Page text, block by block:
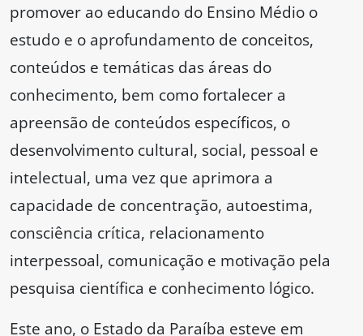
promover ao educando do Ensino Médio o
estudo e o aprofundamento de conceitos,
conteúdos e temáticas das áreas do
conhecimento, bem como fortalecer a
apreensão de conteúdos específicos, o
desenvolvimento cultural, social, pessoal e
intelectual, uma vez que aprimora a
capacidade de concentração, autoestima,
consciência crítica, relacionamento
interpessoal, comunicação e motivação pela
pesquisa científica e conhecimento lógico.
Este ano, o Estado da Paraíba esteve em